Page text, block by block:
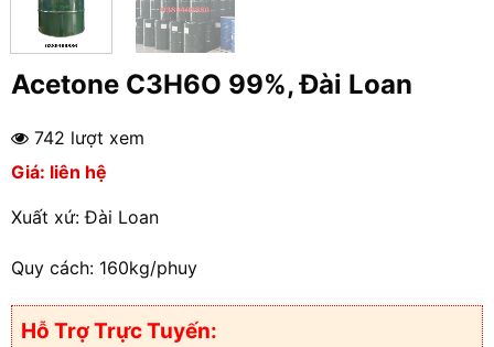
Acetone C3H6O 99%, Đài Loan
742 lượt xem
Giá: liên hệ
Xuất xứ: Đài Loan
Quy cách: 160kg/phuy
Hỗ Trợ Trực Tuyến: